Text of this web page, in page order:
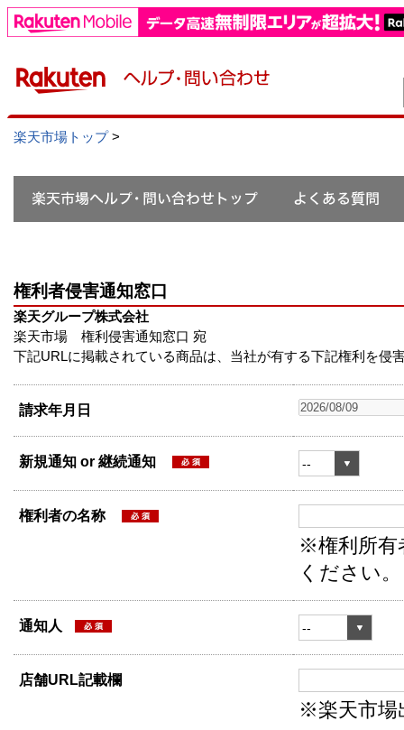
楽天市場トップ>
権利者侵害通知窓口
楽天グループ株式会社
楽天市場 権利侵害通知窓口 宛
下記URLに掲載されている商品は、当社が有する下記権利を侵
請求年月日
新規通知 or 継続通知
権利者の名称
※権利所有
ください。
通知人
店舗URL記載欄
※楽天市場